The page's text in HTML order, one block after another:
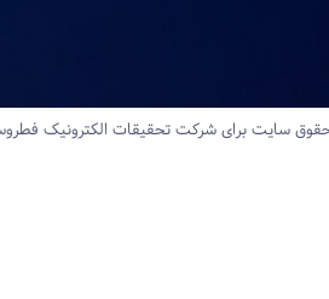
سایت برای شرکت تحقیقات‌ الکترونیک‌